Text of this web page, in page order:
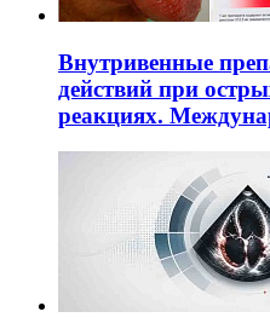
Внутривенные
действий при
реакциях.